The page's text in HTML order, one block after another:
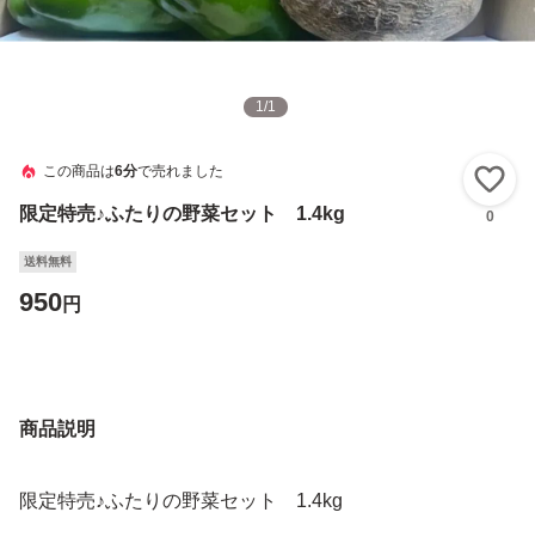
1/1
この商品は6分で売れました
限定特売♪ふたりの野菜セット 1.4kg 0
送料無料
950円
商品説明
限定特売♪ふたりの野菜セット 1.4kg